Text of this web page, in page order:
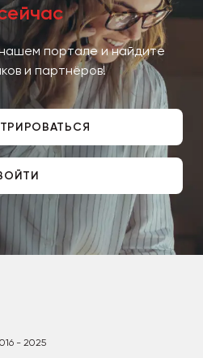
портале и найдите
и партнёров!
- 2025